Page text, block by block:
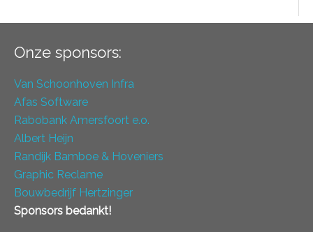
Onze sponsors:
Van Schoonhoven Infra
Afas Software
Rabobank Amersfoort e.o.
Albert Heijn
Randijk Bamboe & Hoveniers
Graphic Reclame
Bouwbedrijf Hertzinger
Sponsors bedankt!